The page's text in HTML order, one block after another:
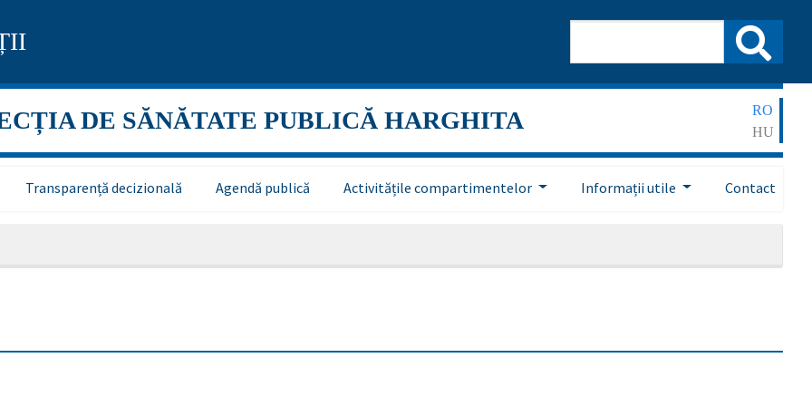
DE SĂNĂTATE PUBLICĂ HARGHITA
RO
HU
Transparență decizională Agendă publică Activitățile compartimentelor Informații utile Contact